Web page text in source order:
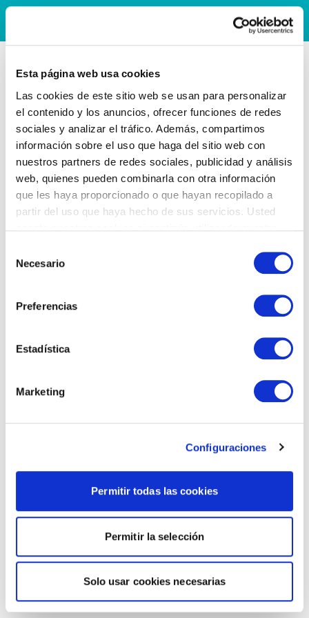
Esta página web usa cookies
Las cookies de este sitio web se usan para personalizar
el contenido y los anuncios, ofrecer funciones de redes
sociales y analizar el tráfico. Además, compartimos
información sobre el uso que haga del sitio web con
nuestros partners de redes sociales, publicidad y análisis
web, quienes pueden combinarla con otra información
que les haya proporcionado o que hayan recopilado a
partir del uso que haya hecho de sus servicios. Usted
Necesario
Preferencias
Estadística
Marketing
Configuraciones
Permitir todas las cookies
Permitir la selección
Solo usar cookies necesarias